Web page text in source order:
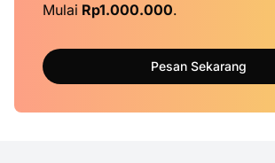
Mulai Rp1.000.000.
Pesan Sekarang